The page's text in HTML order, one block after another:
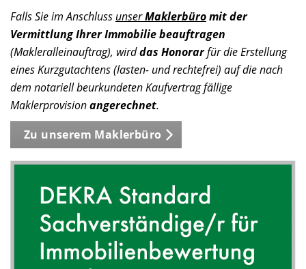
Falls Sie im Anschluss unserMaklerbüromit der
Vermittlung Ihrer Immobilie beauftragen
(Makleralleinauftrag), wirddas Honorarfür die Erstellung
eines Kurzgutachtens (lasten- und rechtefrei) auf die nach
dem notariell beurkundeten Kaufvertrag fällige
Maklerprovisionangerechnet.
Zu unserem Maklerbüro